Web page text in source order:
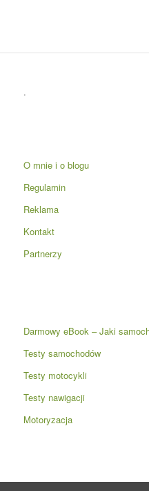
.
O mnie i o blogu
Regulamin
Reklama
Kontakt
Partnerzy
Darmowy eBook – Jaki
Testy samochodów
Testy motocykli
Testy nawigacji
Motoryzacja